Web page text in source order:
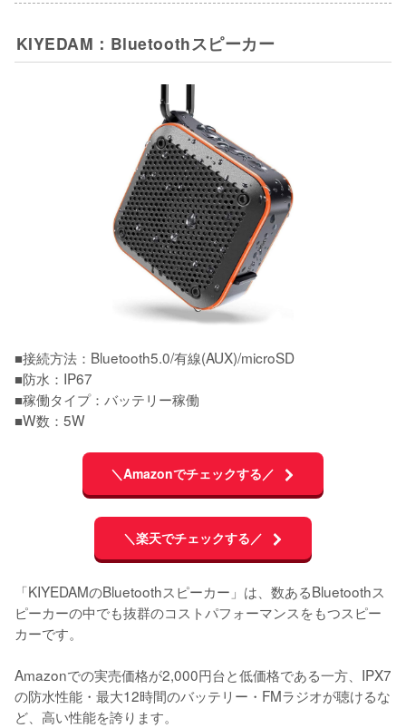
KIYEDAM：Bluetoothスピーカー
■接続方法：Bluetooth5.0/有線(AUX)/microSD
■防水：IP67
■稼働タイプ：バッテリー稼働
■W数：5W
＼Amazonでチェックする／
＼楽天でチェックする／
「KIYEDAMのBluetoothスピーカー」は、数あるBluetoothス
ピーカーの中でも抜群のコストパフォーマンスをもつスピー
カーです。
Amazonでの実売価格が2,000円台と低価格である一方、IPX7
の防水性能・最大12時間のバッテリー・FMラジオが聴けるな
ど、高い性能を誇ります。